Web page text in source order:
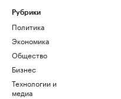
Рубрики
Политика
Экономика
Общество
Бизнес
Технологии и
медиа